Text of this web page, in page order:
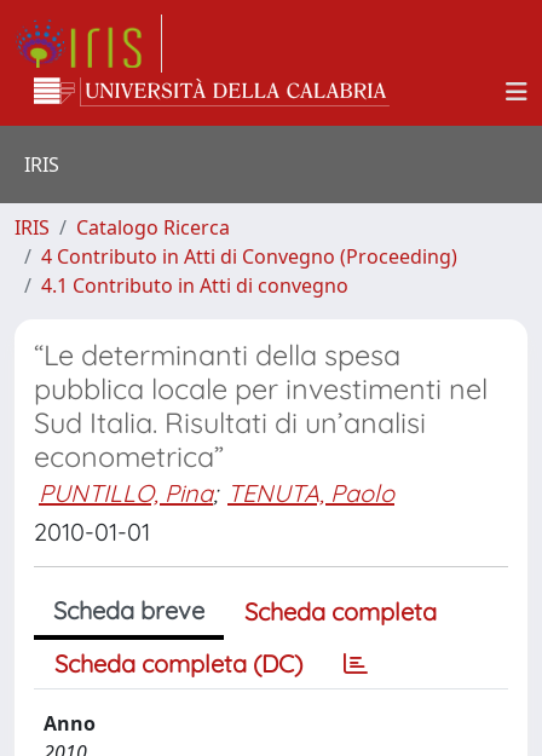
IRIS
IRIS
Catalogo Ricerca
4 Contributo in Atti di Convegno (Proceeding)
4.1 Contributo in Atti di convegno
“Le determinanti della spesa
pubblica locale per investimenti nel
Sud Italia. Risultati di un’analisi
econometrica”
PUNTILLO, Pina; TENUTA, Paolo
2010-01-01
Scheda breve
Scheda completa
Scheda completa (DC)
Anno